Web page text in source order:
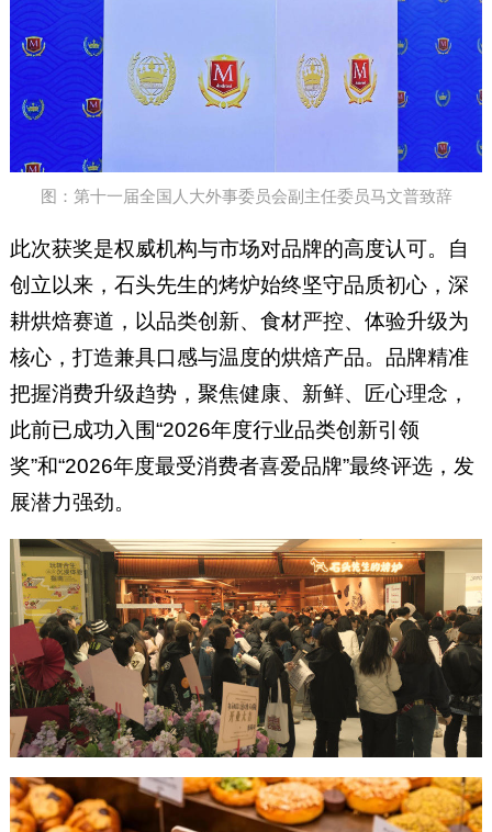
图：第十一届全国人大外事委员会副主任委员马文普致辞
此次获奖是权威机构与市场对品牌的高度认可。自
创立以来，石头先生的烤炉始终坚守品质初心，深
耕烘焙赛道，以品类创新、食材严控、体验升级为
核心，打造兼具口感与温度的烘焙产品。品牌精准
把握消费升级趋势，聚焦健康、新鲜、匠心理念，
此前已成功入围“2026年度行业品类创新引领
奖”和“2026年度最受消费者喜爱品牌”最终评选，发
展潜力强劲。